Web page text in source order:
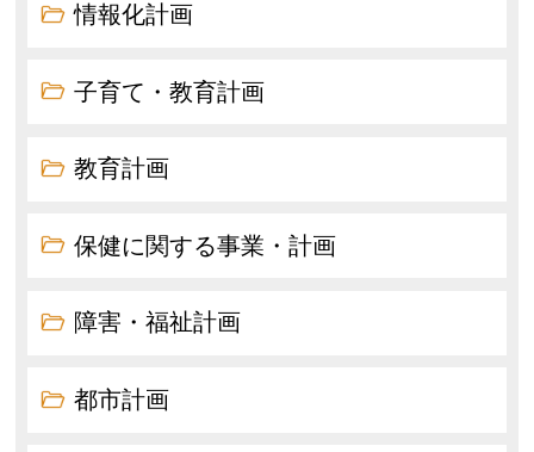
情報化計画
子育て・教育計画
教育計画
保健に関する事業・計画
障害・福祉計画
都市計画